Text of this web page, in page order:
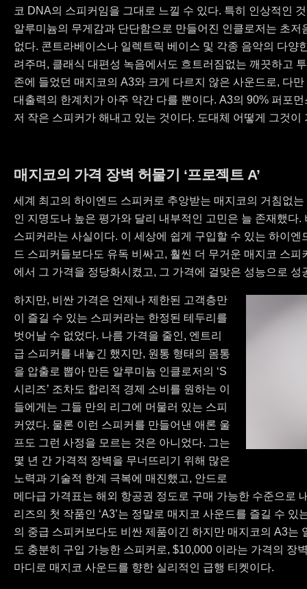
코 DNA의 스피커임을 그대로 느낄 수 있다. 특히 인상적인
알루미늄의 무게감과 단단함으로 만들어진 인클로저는 초
없다. 콘트라베이스나 일렉트릭 베이스 및 각종 음악의 다양
려주며, 클래식 대편성 녹음에서도 흐트러짐없는 깨끗하고
존에 들었던 매지코의 A3와 크게 다르지 않은 사운드로, 다
대출력의 한계치가 아주 약간 다를 뿐이다. A3의 90% 퍼포
저 작은 스피커가 해내고 있는 것이다. 도대체 어떻게 그것이
매지코의 가격 장벽 허물기 ‘프로젝트 A’
세계 최고의 하이엔드 스피커로 추앙받는 매지코의 거침없
인 지명도나 높은 평가와 달리 내부적인 고민은 늘 존재했다
스피커라는 사실이다. 이 세상에 쉽게 구입할 수 있는 하이
드 스피커들보다도 유독 비싸고, 훨씬 더 무거운 매지코 스
에서 그 가격을 정당화시켰고, 그 가격에 걸맞은 성능으로 성
하지만, 비싼 가격은 언제나 제한된 고객층만
이 즐길 수 있는 스피커라는 한정된 테두리를
벗어날 수 없었다. 나름 가격을 줄인, 엔트리
급 스피커를 내놓긴 했지만, 원통 형태의 몸통
을 압출로 뽑아 만든 알루미늄 인클로저의 ‘S
시리즈’ 조차도 합리적 경제 소비를 원하는 이
들에게는 그들 만의 리그에 머물러 있는 스피
커였다. 물론 이런 스피커를 만들어낸 애론 울
프도 그런 사정을 모르는 것은 아니었다. 그는
몇 년 간 가격적 장벽을 무너뜨리기 위해 많은
노력과 기술적 한계 극복에 매진했고, 안드로
메다급 가격표는 해외 항공권 정도로 구매 가능한 수준으로
리즈의 첫 작품인 ‘A3’는 정말로 매지코 사운드를 즐길 수
의 중급 스피커보다도 비싼 제품이긴 하지만 매지코의 A3는
도 충분히 구입 가능한 스피커로, $10,000 이라는 가격의 장
마디로 매지코 사운드를 향한 실리적인 급행 티켓이다.